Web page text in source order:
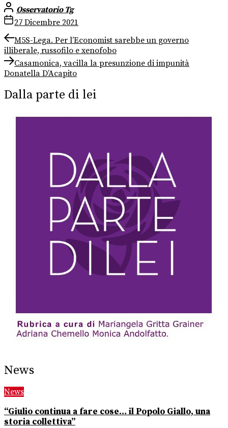
Osservatorio Tg
27 Dicembre 2021
Navigazione
articoli
Previous
post:
M5S-Lega. Per l’Economist sarebbe un governo
illiberale, russofilo e xenofobo
Next
post:
Casamonica, vacilla la presunzione di impunità
Donatella D’Acapito
Dalla parte di lei
News
News
“Giulio continua a fare cose… il Popolo Giallo, una
storia collettiva”